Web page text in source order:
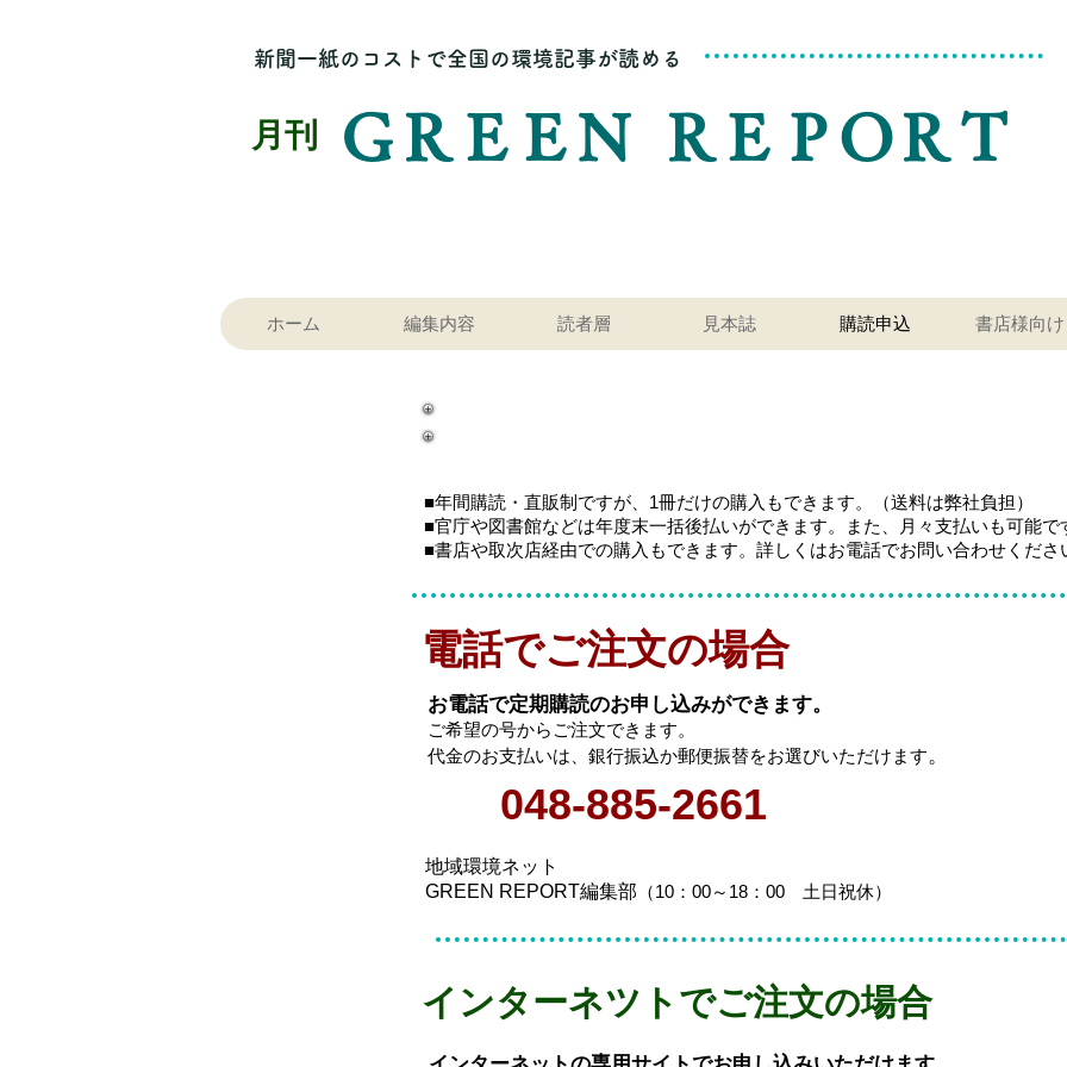
新聞一紙のコストで全国の環境記事が読める
​月刊 ＧＲＥＥＮ ＲＥＰＯＲＴ
ホーム 編集内容 読者層 見本誌 購読申込 書店様向け
■年間購読・直販制ですが、1冊だけの購入もできます。
（送料は弊社負担）
​■官庁や図書館などは年度末一括後払いができます。また、
月々支払いも可能で
​■書店や取次店経由での購入もできます。詳しくはお電話でお問い合わせくださ
​電話でご注文の場合
お電話で定期購読のお申し込みができます。
ご希望の号からご注文できます。
代金のお支払いは、銀行振込か郵便振替をお選びいただけます。
048-885-2661
地域環境ネット
GREEN REPORT編集部 （10：00～18：00 土日祝休）
​インターネツトでご注文の場合